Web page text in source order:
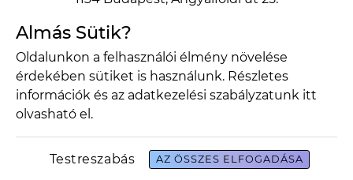
info@egyedialma.hu
1134 Budapest, Angyalföldi út 25.
info@egyedialma.hu
Almás Sütik?
Oldalunkon a felhasználói élmény növelése
érdekében sütiket is használunk. Részletes
információk és az adatkezelési szabályzatunk itt
olvasható el.
Testreszabás AZ ÖSSZES ELFOGADÁSA